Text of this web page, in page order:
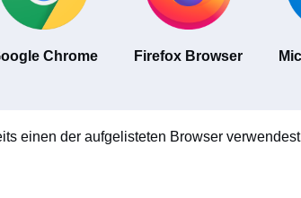
Chrome Firefox Browser
einen der aufgelisteten Browser